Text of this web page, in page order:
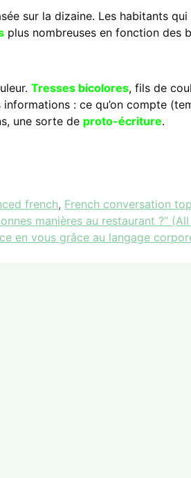
sur la dizaine. Les habitants qui
plus nombreuses en fonction des
Tresses bicolores, fils de
: ce qu’on compte
une sorte de proto-écriture.
french, French conversation
manières au restaurant ?”
en vous grâce au langage